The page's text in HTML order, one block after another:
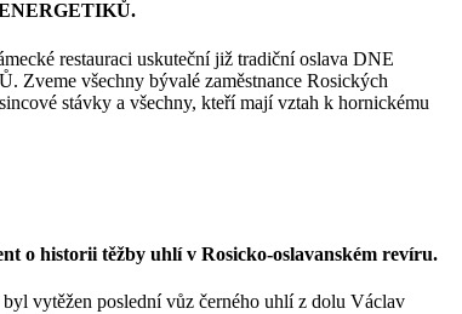
restauraci uskuteční již tradiční oslava DNE
všechny bývalé zaměstnance Rosických
stávky a všechny, kteří mají vztah k hornickému
o historii těžby uhlí v Rosicko-oslavanském revíru.
vytěžen poslední vůz černého uhlí z dolu Václav